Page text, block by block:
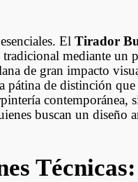
Telescópicas
Corredizos
Industrial
El Tirador
mediante un
de gran impacto
pátina de distinción
contemporánea,
buscan un diseño
Técnicas: